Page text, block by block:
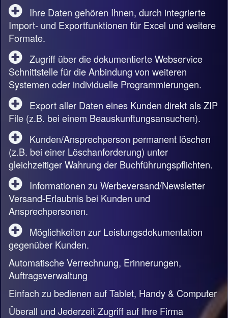
Ihre Daten gehören Ihnen, durch integrierte
Import- und Exportfunktionen für Excel und weitere
Formate.
Zugriff über die dokumentierte Webservice
Schnittstelle für die Anbindung von weiteren
Systemen oder individuelle Programmierungen.
Export aller Daten eines Kunden direkt als ZIP
File (z.B. bei einem Beauskunftungsansuchen).
Kunden/Ansprechperson permanent löschen
(z.B. bei einer Löschanforderung) unter
gleichzeitiger Wahrung der Buchführungspflichten.
Informationen zu Werbeversand/Newsletter
Versand-Erlaubnis bei Kunden und
Ansprechpersonen.
Möglichkeiten zur Leistungsdokumentation
gegenüber Kunden.
Automatische Verrechnung, Erinnerungen,
Auftragsverwaltung
Einfach zu bedienen auf Tablet, Handy & Computer
Überall und Jederzeit Zugriff auf Ihre Firma